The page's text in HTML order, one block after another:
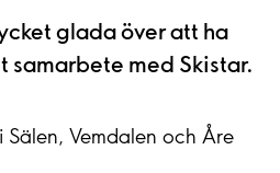
glada över att ha
med Skistar.
Vemdalen och Åre